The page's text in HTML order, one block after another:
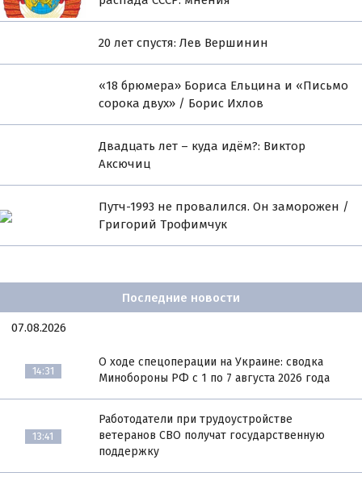
20 лет спустя: Лев Вершинин
«18 брюмера» Бориса Ельцина и «Письмо
сорока двух» / Борис Ихлов
Двадцать лет – куда идём?: Виктор
Аксючиц
Путч-1993 не провалился. Он заморожен /
Григорий Трофимчук
Последние новости
07.08.2026
14:31
О ходе спецоперации на Украине: сводка
Минобороны РФ с 1 по 7 августа 2026 года
13:41
Работодатели при трудоустройстве
ветеранов СВО получат государственную
поддержку